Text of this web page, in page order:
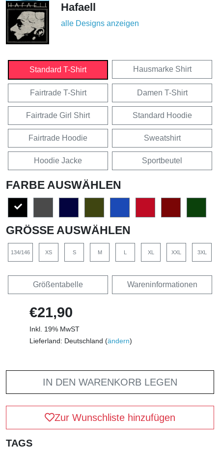
Hafaell
alle Designs anzeigen
Standard T-Shirt Hausmarke Shirt
Fairtrade T-Shirt Damen T-Shirt
Fairtrade Girl Shirt Standard Hoodie
Fairtrade Hoodie Sweatshirt
Hoodie Jacke Sportbeutel
FARBE AUSWÄHLEN
GRÖSSE AUSWÄHLEN
134/146 XS S M L XL XXL 3XL
Größentabelle Wareninformationen
€21,90
Inkl. 19% MwST
Lieferland: Deutschland (ändern)
IN DEN WARENKORB LEGEN
Zur Wunschliste hinzufügen
TAGS